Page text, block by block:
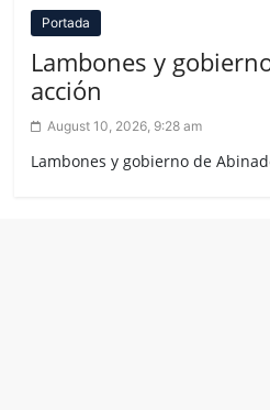
Portada
Lambones y
acción
August 10, 2026, 9:28 am
Lambones y gobierno de